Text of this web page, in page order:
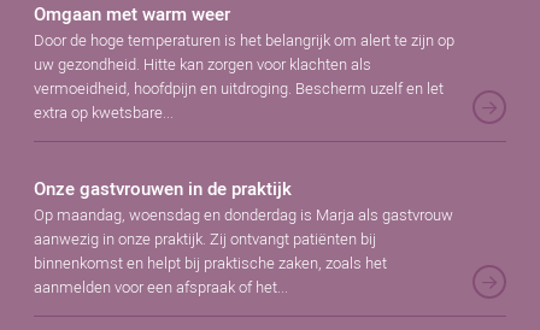
Omgaan met warm weer
Door de hoge temperaturen is het belangrijk om alert te zijn op
uw gezondheid. Hitte kan zorgen voor klachten als
vermoeidheid, hoofdpijn en uitdroging. Bescherm uzelf en let
extra op kwetsbare...
Onze gastvrouwen in de praktijk
Op maandag, woensdag en donderdag is Marja als gastvrouw
aanwezig in onze praktijk. Zij ontvangt patiënten bij
binnenkomst en helpt bij praktische zaken, zoals het
aanmelden voor een afspraak of het...